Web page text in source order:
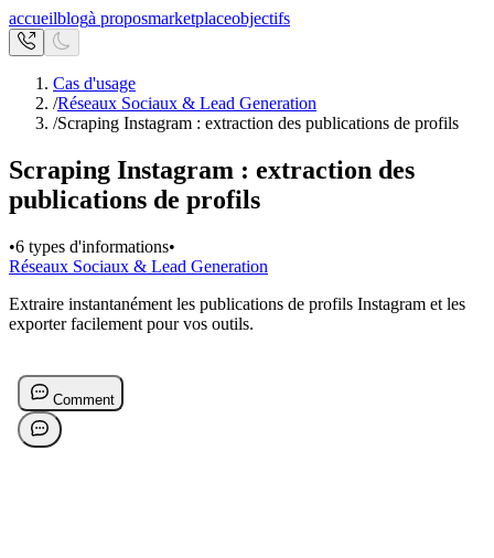
accueilblogà proposmarketplaceobjectifs
Cas d'usage
/Réseaux Sociaux & Lead Generation
/Scraping Instagram : extraction des publications de profils
Scraping Instagram : extraction des
publications de profils
•6 types d'informations•
Réseaux Sociaux & Lead Generation
Extraire instantanément les publications de profils Instagram et les
exporter facilement pour vos outils.